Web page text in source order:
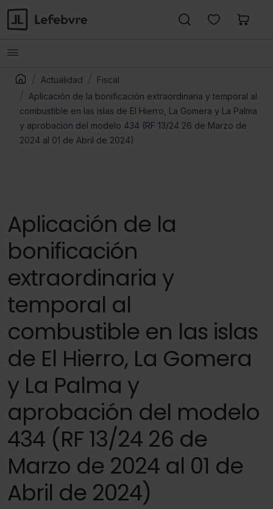
Actualidad
Fiscal
Aplicación de la bonificación extraordinaria y temporal al
combustible en las islas de El Hierro, La Gomera y La Palma
y aprobación del modelo 434 (RF 13/24 26 de Marzo de
2024 al 01 de Abril de 2024)
Aplicación de la
bonificación
extraordinaria y
temporal al
combustible en las islas
de El Hierro, La Gomera
y La Palma y
aprobación del modelo
434 (RF 13/24 26 de
Marzo de 2024 al 01 de
Abril de 2024)